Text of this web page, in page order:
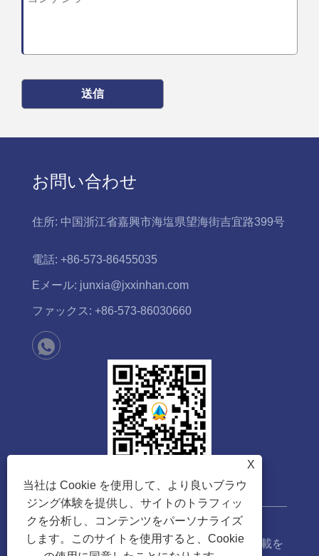
送信
お問い合わせ
住所: 中国浙江省嘉興市海塩県望海街吉宜路399号
電話: +86-573-86455035
Eメール: junxia@jxxinhan.com
ファックス: +86-573-86030660
著作権 © 2023 嘉興新漢技術有限公司無断転載を
X
当社は Cookie を使用して、より良いブラウ
ジング体験を提供し、サイトのトラフィッ
クを分析し、コンテンツをパーソナライズ
します。このサイトを使用すると、Cookie